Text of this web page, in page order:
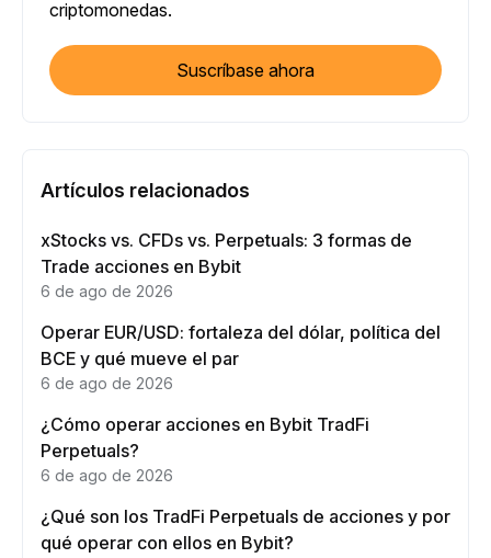
criptomonedas.
Suscríbase ahora
Artículos relacionados
xStocks vs. CFDs vs. Perpetuals: 3 formas de
Trade acciones en Bybit
6 de ago de 2026
Operar EUR/USD: fortaleza del dólar, política del
BCE y qué mueve el par
6 de ago de 2026
¿Cómo operar acciones en Bybit TradFi
Perpetuals?
6 de ago de 2026
¿Qué son los TradFi Perpetuals de acciones y por
qué operar con ellos en Bybit?